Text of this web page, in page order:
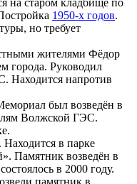
на старом кладбище по
1950-х годов.
но требует
жителями Фёдор
города. Руководил
Находится напротив
был возведён в
Волжской ГЭС.
в парке
Памятник возведён в
в 2000 году.